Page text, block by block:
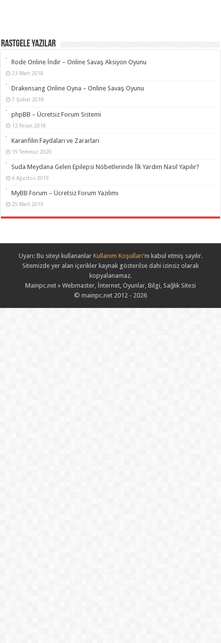
RASTGELE YAZILAR
Rode Online İndir – Online Savaş Aksiyon Oyunu
23 Mart 2018
Drakensang Online Oyna – Online Savaş Oyunu
7 Şubat 2018
phpBB – Ücretsiz Forum Sistemi
12 Nisan 2018
Karanfilin Faydaları ve Zararları
19 Temmuz 2020
Suda Meydana Gelen Epilepsi Nöbetlerinde İlk Yardım Nasıl Yapılır?
6 Ağustos 2019
MyBB Forum – Ücretsiz Forum Yazılımı
25 Mart 2019
Uyarı: Bu siteyi kullananlar Kullanım Koşulları'nı kabul etmiş sayılır.
Sitemizde yer alan içerikler kaynak gösterilse dahi izinsiz olarak
kopyalanamaz.
Mainpc.net » Webmaster, İnternet, Oyunlar, Bilgi, Sağlık Sitesi
© mainpc.net 2012 - 2026